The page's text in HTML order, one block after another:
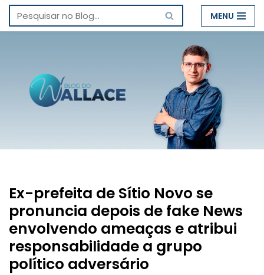
Pular
conteúdo
MENU
Ex-prefeita de Sítio Novo se
pronuncia depois de fake News
envolvendo ameaças e atribui
responsabilidade a grupo
político adversário